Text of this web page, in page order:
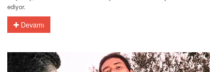
ediyor.
Devamı